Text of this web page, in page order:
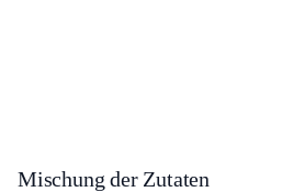
Mischung der Zutaten